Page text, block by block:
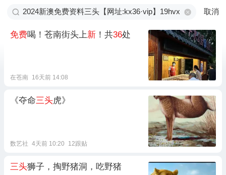
取消
免费喝！苍南街头上新 ！共36处
在苍南 16天前 14:08
《夺命三头虎》
数艺社 4天前 10:20 12跟贴
三头狮子，掏野猪洞，吃野猪